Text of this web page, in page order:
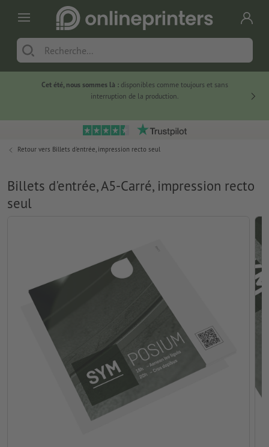
Cet été, nous sommes là :disponibles comme toujours et sans
interruption de la production.
Retour vers Billets d'entrée, impression recto seul
Billets d'entrée, A5-Carré, impression recto
seul